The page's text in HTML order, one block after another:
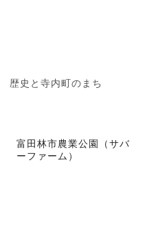
歴史と寺内町のまち
富田林市農業公園（サバ
ーファーム）